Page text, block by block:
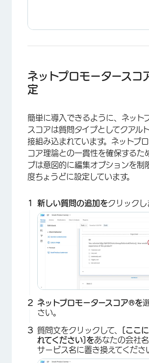
ネットプロモータースコ
定
簡単に導入できるように、ネット
スコアは質問タイプとしてクアル
接組み込まれています。ネットプ
コア理論との一貫性を確保するた
プは意図的に編集オプションを制
度ちょうどに設定しています。
新しい質問の追加をクリックし
ネットプロモータースコア®を
さい。
質問文をクリックして、 [ここ
れてください]をあなたの会社名
サービス名に置き換えてくださ